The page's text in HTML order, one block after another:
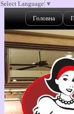
Select Language ▼
Головна